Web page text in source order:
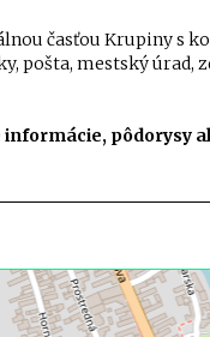
časťou Krupiny s
pošta, mestský
informácie, pôdorysy